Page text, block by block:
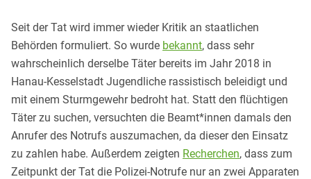
Seit der Tat wird immer wieder Kritik an staatlichen
Behörden formuliert. So wurde bekannt, dass sehr
wahrscheinlich derselbe Täter bereits im Jahr 2018 in
Hanau-Kesselstadt Jugendliche rassistisch beleidigt und
mit einem Sturmgewehr bedroht hat. Statt den flüchtigen
Täter zu suchen, versuchten die Beamt*innen damals den
Anrufer des Notrufs auszumachen, da dieser den Einsatz
zu zahlen habe. Außerdem zeigten Recherchen, dass zum
Zeitpunkt der Tat die Polizei-Notrufe nur an zwei Apparaten